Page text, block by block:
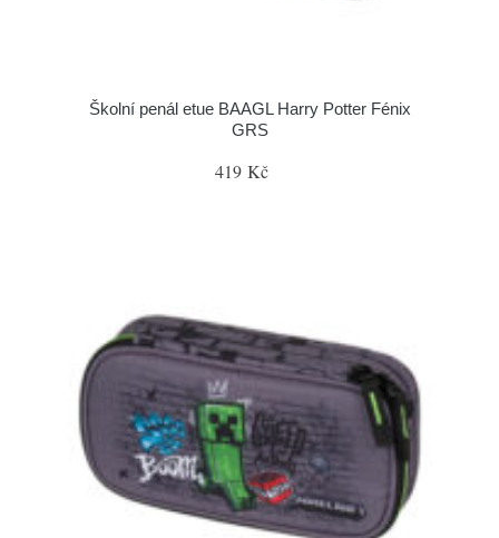
Školní penál etue BAAGL Harry Potter Fénix
GRS
419 Kč